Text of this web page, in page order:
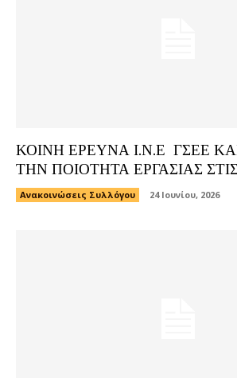
ΚΟΙΝΗ ΕΡΕΥΝΑ Ι.Ν.Ε ΓΣΕΕ
ΤΗΝ ΠΟΙΟΤΗΤΑ ΕΡΓΑΣΙΑΣ
Ανακοινώσεις Συλλόγου 24 Ιουνίου, 2026